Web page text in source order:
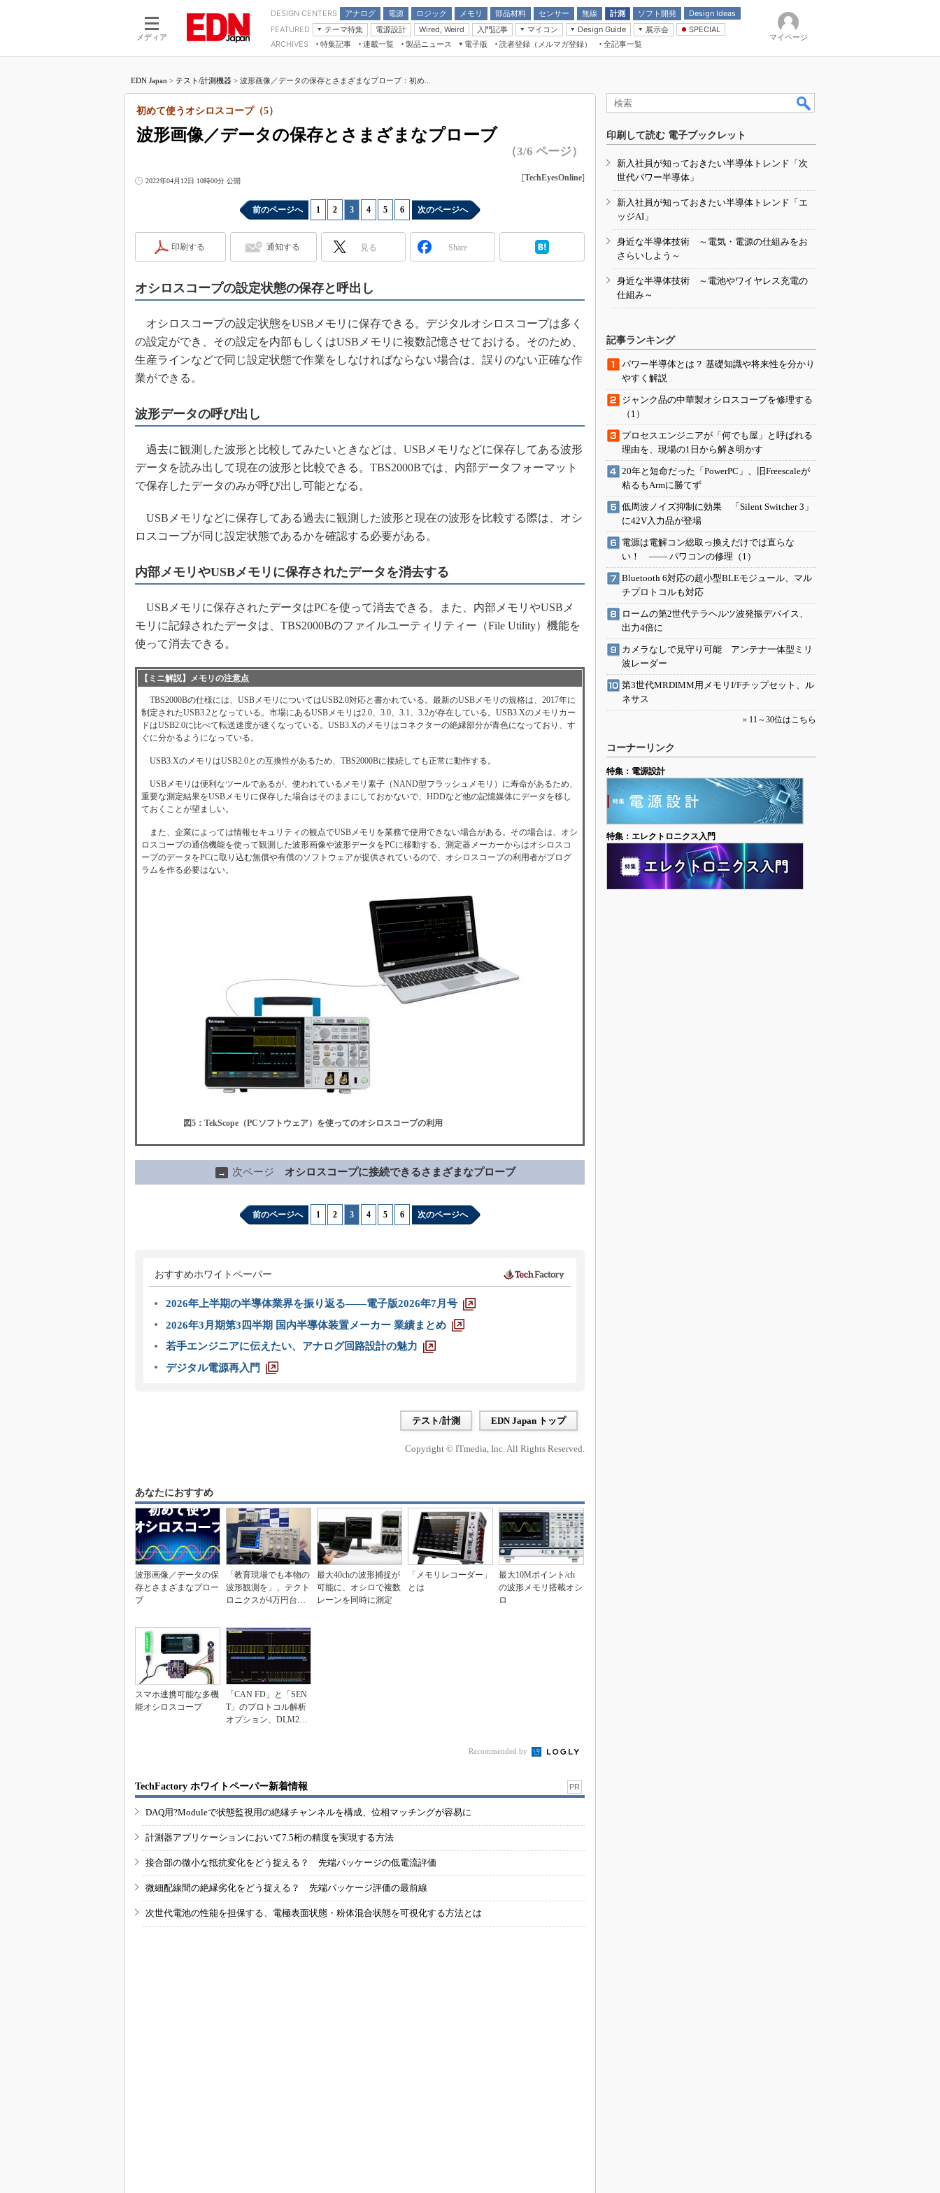
メディア
DESIGN CENTERS アナログ
電源
モーター
ロジック
LSI
メモリ
部品材料
受動部品
センサー 無線 計測 ソフト開発
Design Ideas
アナログ機能回路
計測とテスト
FEATURED
テーマ特集
つながるクルマ
エレクトロニクス入門
医療エレ（EE Times Japan）
製品解剖（EE Times Japan）
電源設計 Wired, Weird
入門記事
モーター入門
マイコン
マイコン講座
Design Guide
計測機器
展示会
CEATEC
組込み/エッジコンピューティング展
AUTOMOTIVE WORLD
SPECIAL
Microchip情報
ARCHIVES 特集記事
連載一覧
マイクロプロセッサ懐古録
中堅技術者に贈る電子部品“徹底”活
用講座
たった2つの式で始めるDC/DCコン
バーターの設計
マイコン講座
Q&Aで学ぶマイコン講座
高速シリアル伝送技術講座
アナログ設計のきほん／ADCとノイ
めざせ高効率！ モーター駆動入門講
座
Bluetooth mesh入門
計測器メーカーから見た5G
う変わる？
IoT時代の無線規格を知る【Thread
編】
編】
製品ニュース
電子版
電子ブックレット
読者登録（メルマガ登録） 全記事一覧
マイページ
EDN Japan > テスト/計測機器 > 波形画像／データの保存とさまざまなプローブ：初め...
波形画像／データの保存とさまざまなプローブ
初めて使うオシロスコープ（5）
（3/6 ページ）
2022年04月12日 10時00分 公開 [TechEyesOnline]
前のページへ 1 2 3 4 5 6 次のページへ
印刷する 通知する 見る Share
オシロスコープの設定状態の保存と呼出し
オシロスコープの設定状態をUSBメモリに保存できる。デジタルオシロスコープは多く
の設定ができ、その設定を内部もしくはUSBメモリに複数記憶させておける。そのため、
生産ラインなどで同じ設定状態で作業をしなければならない場合は、誤りのない正確な作
業ができる。
波形データの呼び出し
過去に観測した波形と比較してみたいときなどは、USBメモリなどに保存してある波形
データを読み出して現在の波形と比較できる。TBS2000Bでは、内部データフォーマット
で保存したデータのみが呼び出し可能となる。
USBメモリなどに保存してある過去に観測した波形と現在の波形を比較する際は、オシ
ロスコープが同じ設定状態であるかを確認する必要がある。
内部メモリやUSBメモリに保存されたデータを消去する
USBメモリに保存されたデータはPCを使って消去できる。また、内部メモリやUSBメ
モリに記録されたデータは、TBS2000Bのファイルユーティリティー（File Utility）機能を
使って消去できる。
【ミニ解説】メモリの注意点
TBS2000Bの仕様には、USBメモリについてはUSB2.0対応と書かれている。最新のUSBメモリの規格は、2017年に
制定されたUSB3.2となっている。市場にあるUSBメモリは2.0、3.0、3.1、3.2が存在している。USB3.Xのメモリカー
ドはUSB2.0に比べて転送速度が速くなっている。USB3.Xのメモリはコネクターの絶縁部分が青色になっており、す
ぐに分かるようになっている。
USB3.XのメモリはUSB2.0との互換性があるため、TBS2000Bに接続しても正常に動作する。
USBメモリは便利なツールであるが、使われているメモリ素子（NAND型フラッシュメモリ）に寿命があるため、
重要な測定結果をUSBメモリに保存した場合はそのままにしておかないで、HDDなど他の記憶媒体にデータを移し
ておくことが望ましい。
また、企業によっては情報セキュリティの観点でUSBメモリを業務で使用できない場合がある。その場合は、オシ
ロスコープの通信機能を使って観測した波形画像や波形データをPCに移動する。測定器メーカーからはオシロスコ
ープのデータをPCに取り込む無償や有償のソフトウェアが提供されているので、オシロスコープの利用者がプログ
ラムを作る必要はない。
図5：TekScope（PCソフトウェア）を使ってのオシロスコープの利用
→ 次ページ オシロスコープに接続できるさまざまなプローブ
前のページへ 1 2 3 4 5 6 次のページへ
おすすめホワイトペーパー
2026年上半期の半導体業界を振り返る――電子版2026年7月号
2026年3月期第3四半期 国内半導体装置メーカー 業績まとめ
若手エンジニアに伝えたい、アナログ回路設計の魅力
デジタル電源再入門
テスト/計測 EDN Japan トップ
Copyright © ITmedia, Inc. All Rights Reserved.
あなたにおすすめ
波形画像／データの保
存とさまざまなプロー
ブ
「教育現場でも本物の
波形観測を」、テクト
ロニクスが4万円台の
最大40chの波形捕捉が
可能に、オシロで複数
レーンを同時に測定
「メモリレコーダー」
とは
最大10Mポイント/ch
の波形メモリ搭載オシ
ロ
スマホ連携可能な多機
能オシロスコープ
「CAN FD」と「SEN
T」のプロトコル解析
オプション、DLM200
Recommended by
TechFactory ホワイトペーパー新着情報 PR
DAQ用?Moduleで状態監視用の絶縁チャンネルを構成、位相マッチングが容易に
計測器アプリケーションにおいて7.5桁の精度を実現する方法
接合部の微小な抵抗変化をどう捉える？ 先端パッケージの低電流評価
微細配線間の絶縁劣化をどう捉える？ 先端パッケージ評価の最前線
次世代電池の性能を担保する、電極表面状態・粉体混合状態を可視化する方法とは
印刷して読む 電子ブックレット
新入社員が知っておきたい半導体トレンド「次
世代パワー半導体」
新入社員が知っておきたい半導体トレンド「エ
ッジAI」
身近な半導体技術 ～電気・電源の仕組みをお
さらいしよう～
身近な半導体技術 ～電池やワイヤレス充電の
仕組み～
記事ランキング
パワー半導体とは？ 基礎知識や将来性を分かり
やすく解説
ジャンク品の中華製オシロスコープを修理する
（1）
プロセスエンジニアが「何でも屋」と呼ばれる
理由を、現場の1日から解き明かす
20年と短命だった「PowerPC」、旧Freescaleが
粘るもArmに勝てず
低周波ノイズ抑制に効果 「Silent Switcher 3」
に42V入力品が登場
電源は電解コン総取っ換えだけでは直らな
い！ ―― パワコンの修理（1）
Bluetooth 6対応の超小型BLEモジュール、マル
チプロトコルも対応
ロームの第2世代テラヘルツ波発振デバイス、
出力4倍に
カメラなしで見守り可能 アンテナ一体型ミリ
波レーダー
第3世代MRDIMM用メモリI/Fチップセット、ル
ネサス
» 11～30位はこちら
コーナーリンク
特集：電源設計
特集：エレクトロニクス入門